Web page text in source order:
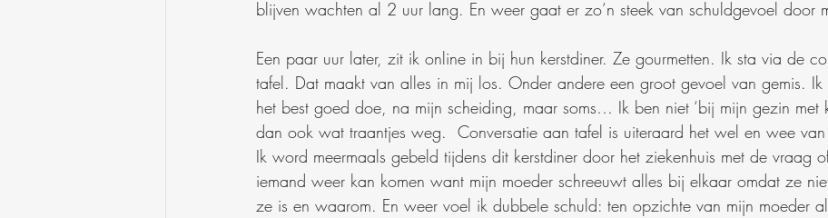
blijven wachten al 2 uur lang. En weer gaat er zo’n steek van schuldgevoel door
Een paar uur later, zit ik online in bij hun kerstdiner. Ze gourmetten. Ik sta via de
tafel. Dat maakt van alles in mij los. Onder andere een groot gevoel van gemis.
het best goed doe, na mijn scheiding, maar soms… Ik ben niet ‘bij mijn gezin met
dan ook wat traantjes weg.  Conversatie aan tafel is uiteraard het wel en wee van
Ik word meermaals gebeld tijdens dit kerstdiner door het ziekenhuis met de vraag
iemand weer kan komen want mijn moeder schreeuwt alles bij elkaar omdat ze
ze is en waarom. En weer voel ik dubbele schuld: ten opzichte van mijn moeder